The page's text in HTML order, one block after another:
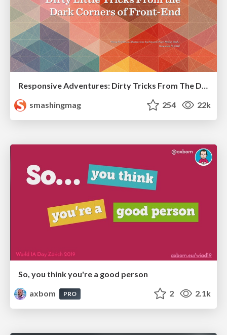
smashingmag
254 22k
So, you think you're a good person
axbom
PRO 2 2.1k